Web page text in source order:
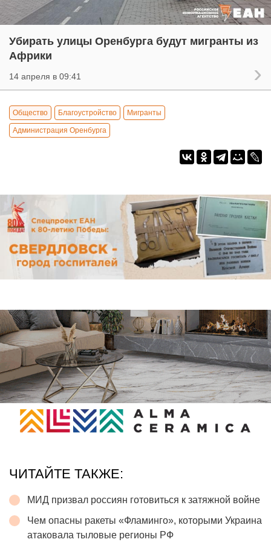
Убирать улицы Оренбурга будут мигранты из
Африки
14 апреля в 09:41
Общество Благоустройство Мигранты
Администрация Оренбурга
ЧИТАЙТЕ ТАКЖЕ:
МИД призвал россиян готовиться к затяжной войне
Чем опасны ракеты «Фламинго», которыми Украина
атаковала тыловые регионы РФ